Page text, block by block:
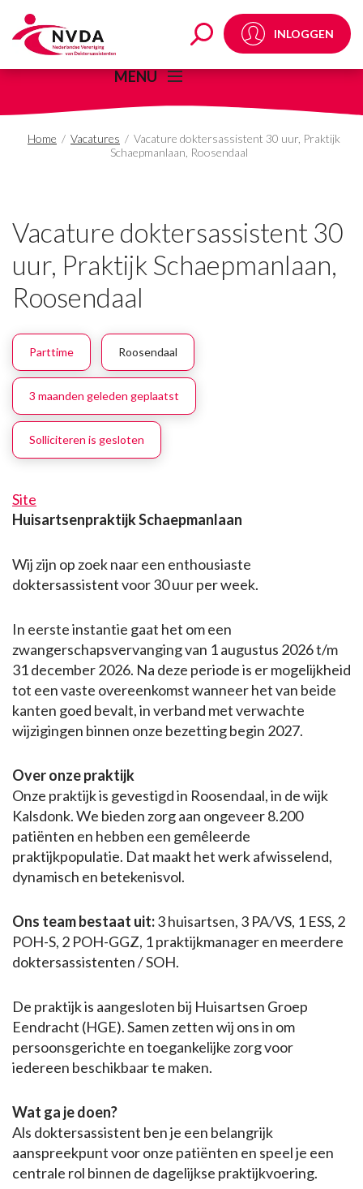
Vacature INLOGGEN
MENU
Home / Vacatures / Vacature doktersassistent 30 uur, Praktijk
Schaepmanlaan, Roosendaal
Vacature doktersassistent 30
uur, Praktijk Schaepmanlaan,
Roosendaal
Parttime Roosendaal
3 maanden geleden geplaatst
Solliciteren is gesloten
Site
Huisartsenpraktijk Schaepmanlaan
Wij zijn op zoek naar een enthousiaste
doktersassistent voor 30 uur per week.
In eerste instantie gaat het om een
zwangerschapsvervanging van 1 augustus 2026 t/m
31 december 2026. Na deze periode is er mogelijkheid
tot een vaste overeenkomst wanneer het van beide
kanten goed bevalt, in verband met verwachte
wijzigingen binnen onze bezetting begin 2027.
Over onze praktijk
Onze praktijk is gevestigd in Roosendaal, in de wijk
Kalsdonk. We bieden zorg aan ongeveer 8.200
patiënten en hebben een gemêleerde
praktijkpopulatie. Dat maakt het werk afwisselend,
dynamisch en betekenisvol.
Ons team bestaat uit:3 huisartsen, 3 PA/VS, 1 ESS, 2
POH-S, 2 POH-GGZ, 1 praktijkmanager en meerdere
doktersassistenten / SOH.
De praktijk is aangesloten bij Huisartsen Groep
Eendracht (HGE). Samen zetten wij ons in om
persoonsgerichte en toegankelijke zorg voor
iedereen beschikbaar te maken.
Wat ga je doen?
Als doktersassistent ben je een belangrijk
aanspreekpunt voor onze patiënten en speel je een
centrale rol binnen de dagelijkse praktijkvoering.